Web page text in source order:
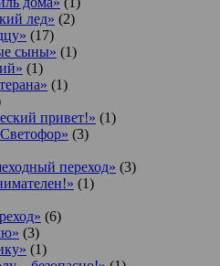
лед» (2)
(17)
сыны» (1)
(1)
(1)
привет!» (1)
(3)
переход» (3)
(1)
(6)
(3)
(1)